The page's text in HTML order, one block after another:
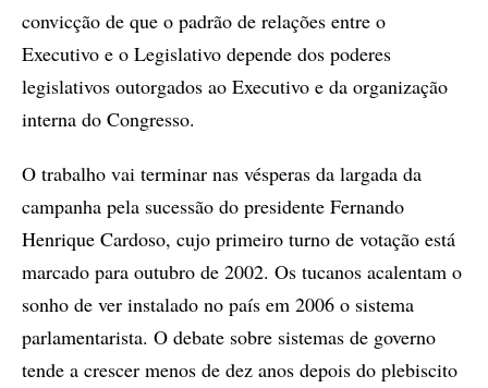
convicção de que o padrão de relações entre o
Executivo e o Legislativo depende dos poderes
legislativos outorgados ao Executivo e da organização
interna do Congresso.
O trabalho vai terminar nas vésperas da largada da
campanha pela sucessão do presidente Fernando
Henrique Cardoso, cujo primeiro turno de votação está
marcado para outubro de 2002. Os tucanos acalentam o
sonho de ver instalado no país em 2006 o sistema
parlamentarista. O debate sobre sistemas de governo
tende a crescer menos de dez anos depois do plebiscito